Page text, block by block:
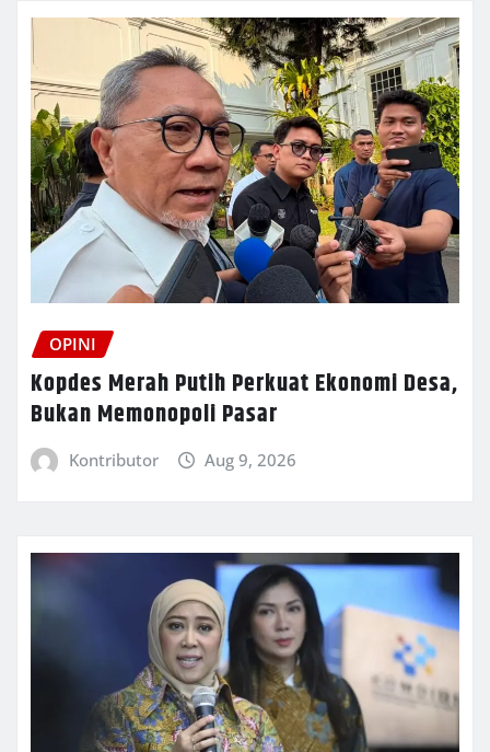
OPINI
Kopdes Merah Putih Perkuat Ekonomi Desa,
Bukan Memonopoli Pasar
Kontributor Aug 9, 2026